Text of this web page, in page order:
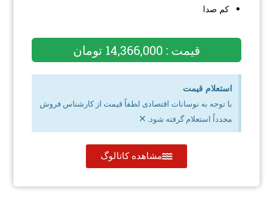
کم صدا
قیمت : 14,366,000 تومان
استعلام قیمت
با توجه به نوسانات اقتصادی لطفاً قیمت از کارشناس فروش
مجدداً استعلام گرفته شود. ×
مشاهده کاتالوگ